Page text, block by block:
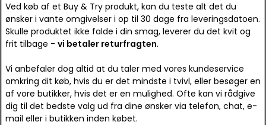
Ved køb af et Buy & Try produkt, kan du teste alt det du
ønsker i vante omgivelser i op til 30 dage fra leveringsdatoen.
Skulle produktet ikke falde i din smag, leverer du det kvit og
frit tilbage - vi betaler returfragten.
Vi anbefaler dog altid at du taler med vores kundeservice
omkring dit køb, hvis du er det mindste i tvivl, eller besøger en
af vore butikker, hvis det er en mulighed. Ofte kan vi rådgive
dig til det bedste valg ud fra dine ønsker via telefon, chat, e-
mail eller i butikken inden købet.